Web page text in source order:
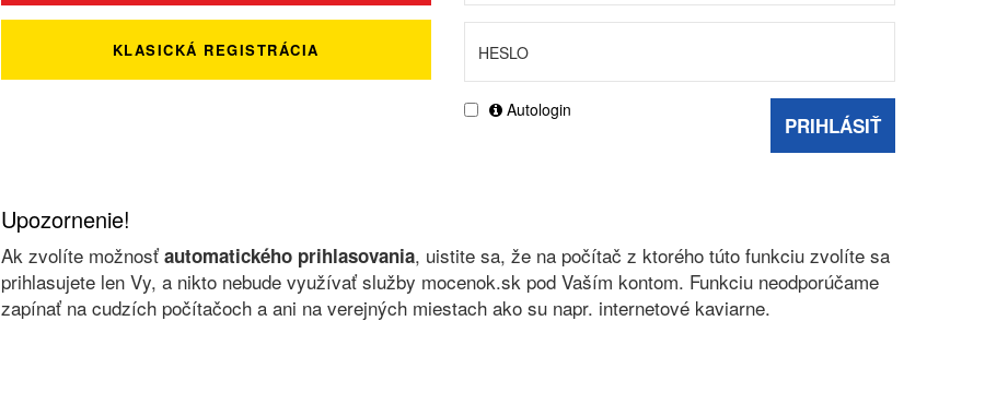
KLASICKÁ REGISTRÁCIA
Autologin
PRIHLÁSIŤ
Upozornenie!
Ak zvolíte možnosťautomatického prihlasovania, uistite sa, že na počítač z ktorého túto funkciu zvolíte sa
prihlasujete len Vy, a nikto nebude využívať služby mocenok.sk pod Vaším kontom. Funkciu neodporúčame
zapínať na cudzích počítačoch a ani na verejných miestach ako su napr. internetové kaviarne.